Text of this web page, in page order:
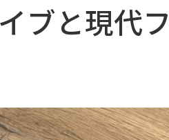
ブと現代フ